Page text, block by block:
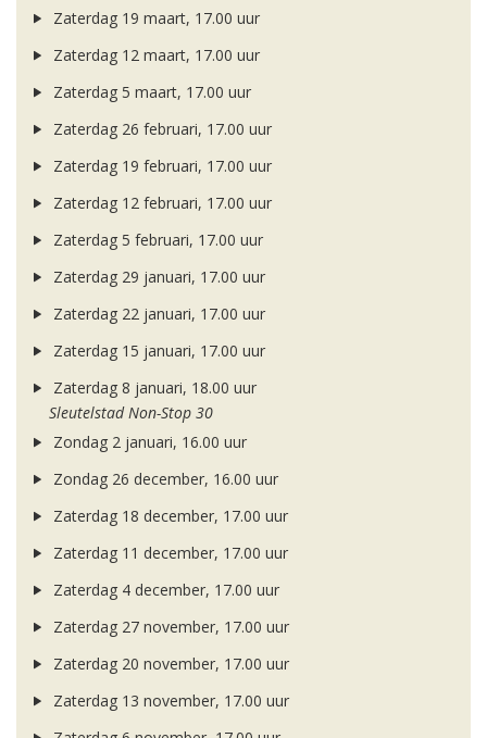
Zaterdag 19 maart, 17.00 uur
Zaterdag 12 maart, 17.00 uur
Zaterdag 5 maart, 17.00 uur
Zaterdag 26 februari, 17.00 uur
Zaterdag 19 februari, 17.00 uur
Zaterdag 12 februari, 17.00 uur
Zaterdag 5 februari, 17.00 uur
Zaterdag 29 januari, 17.00 uur
Zaterdag 22 januari, 17.00 uur
Zaterdag 15 januari, 17.00 uur
Zaterdag 8 januari, 18.00 uur
Sleutelstad Non-Stop 30
Zondag 2 januari, 16.00 uur
Zondag 26 december, 16.00 uur
Zaterdag 18 december, 17.00 uur
Zaterdag 11 december, 17.00 uur
Zaterdag 4 december, 17.00 uur
Zaterdag 27 november, 17.00 uur
Zaterdag 20 november, 17.00 uur
Zaterdag 13 november, 17.00 uur